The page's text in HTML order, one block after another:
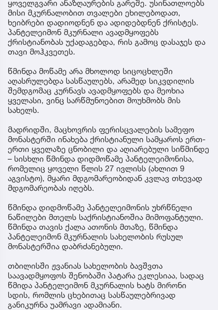
ყოველგვარი ანაზღაურების გარეშე. უსინათლოებს
მისი მკურნალობით თვალები ეხილებოდათ,
ხეიბრები დადიოდნენ და ადიდებდნენ ქრისტეს.
პანტელეიმონ მკურნალი ავადმყოფებს
ქრისტიანობას უქადაგებდა, რის გამოც დასაჯეს და
თავი მოჰკვეთეს.
წმინდა მოწამე არა მხოლოდ სიცოცხლეში
აღასრულებდა სასწაულებს, არამედ სიკვდილის
შემდგომაც კურნავს ავადმყოფებს და მეოხია
ყველასი, ვინც სარწმუნოებით მოუხმობს მის
სახელს.
მადრიდში, მაცხოვრის ფერისცვალების სამეფო
მონასტერში ინახება ქრისტიანული სამყაროს ერთ-
ერთი ყველაზე ცნობილი და აღიარებული სიწმინდე
– სისხლი წმინდა დიდმოწამე პანტელეიმონისა,
რომელიც ყოველი წლის 27 ივლისს (ახლით 9
აგვისტო), მყარი მდგომარეობიდან კვლავ თხევად
მდგომარეობას იღებს.
წმინდა დიდმოწამე პანტელეიმონის უხრწნელი
ნაწილები მთელს საქრისტიანოშია მიმოფანტული.
წმინდა თავის ქალა ათონის მთაზე, წმინდა
პანტელეიმონ მკურნალის სახელობის რუსულ
მონასტერშია დაბრძანებული.
თბილისში ჟვანიას სახელობის ბავშვთა
საავადმყოფოს შენობაში პატარა ეკლესიაა, სადაც
წმიდა პანტელეიმონ მკურნალის ხატს მირონი
სდის, რომლის ცხებითაც სასწაულებრივად
განიკურნა უამრავი ადამიანი.